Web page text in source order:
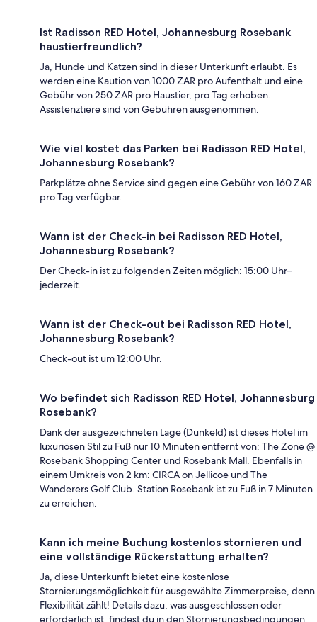
Ist Radisson RED Hotel, Johannesburg Rosebank
haustierfreundlich?
Ja, Hunde und Katzen sind in dieser Unterkunft erlaubt. Es
werden eine Kaution von 1000 ZAR pro Aufenthalt und eine
Gebühr von 250 ZAR pro Haustier, pro Tag erhoben.
Assistenztiere sind von Gebühren ausgenommen.
Wie viel kostet das Parken bei Radisson RED Hotel,
Johannesburg Rosebank?
Parkplätze ohne Service sind gegen eine Gebühr von 160 ZAR
pro Tag verfügbar.
Wann ist der Check-in bei Radisson RED Hotel,
Johannesburg Rosebank?
Der Check-in ist zu folgenden Zeiten möglich: 15:00 Uhr–
jederzeit.
Wann ist der Check-out bei Radisson RED Hotel,
Johannesburg Rosebank?
Check-out ist um 12:00 Uhr.
Wo befindet sich Radisson RED Hotel, Johannesburg
Rosebank?
Dank der ausgezeichneten Lage (Dunkeld) ist dieses Hotel im
luxuriösen Stil zu Fuß nur 10 Minuten entfernt von: The Zone @
Rosebank Shopping Center und Rosebank Mall. Ebenfalls in
einem Umkreis von 2 km: CIRCA on Jellicoe und The
Wanderers Golf Club. Station Rosebank ist zu Fuß in 7 Minuten
zu erreichen.
Kann ich meine Buchung kostenlos stornieren und
eine vollständige Rückerstattung erhalten?
Ja, diese Unterkunft bietet eine kostenlose
Stornierungsmöglichkeit für ausgewählte Zimmerpreise, denn
Flexibilität zählt! Details dazu, was ausgeschlossen oder
erforderlich ist, findest du in den Stornierungsbedingungen